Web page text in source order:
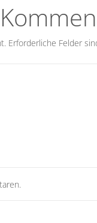
Erforderliche Felder